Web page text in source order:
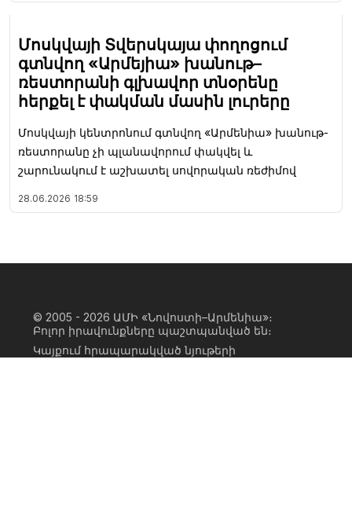
Մոսկվայի Տվերսկայա փողոցում
գտնվող «Արմեյիա» խանութ–
ռեստորանի գլխավոր տնօրենը
հերքել է փակման մասին լուրերը
Մոսկվայի կենտրոնում գտնվող «Արմենիա» խանութ-
ռեստորանը չի պլանավորում փակվել և
շարունակում է աշխատել սովորական ռեժիմով
28.06.2026 18:59
© 2005 - 2026 ԱՄԻ «Նովոստի–Արմենիա»։
Բոլոր իրավունքները պաշտպանված են։
Կայքում հրապարակված նյութերի